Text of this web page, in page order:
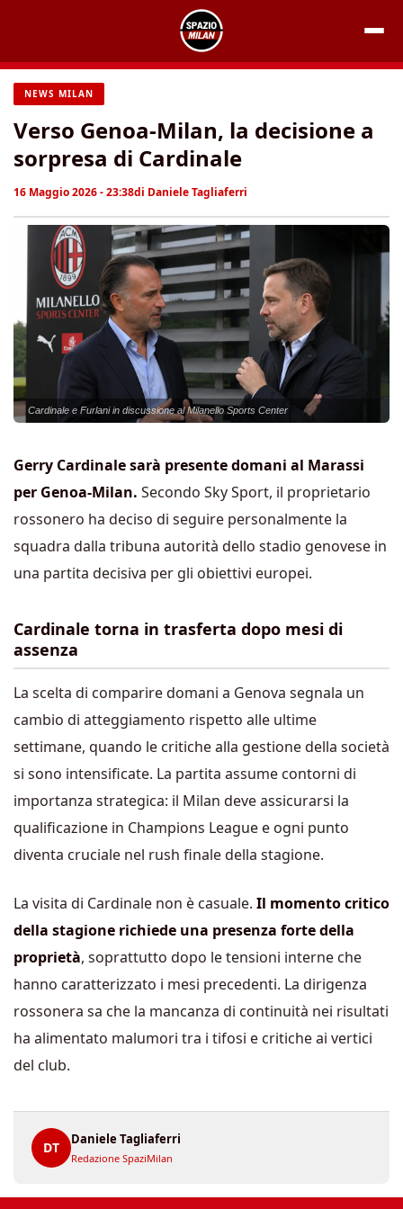
contenuto
NEWS MILAN
Verso Genoa-Milan, la decisione a
sorpresa di Cardinale
16 Maggio 2026 - 23:38di Daniele Tagliaferri
Cardinale e Furlani in discussione al Milanello Sports Center
Gerry Cardinale sarà presente domani al Marassi
per Genoa-Milan. Secondo Sky Sport, il proprietario
rossonero ha deciso di seguire personalmente la
squadra dalla tribuna autorità dello stadio genovese in
una partita decisiva per gli obiettivi europei.
Cardinale torna in trasferta dopo mesi di
assenza
La scelta di comparire domani a Genova segnala un
cambio di atteggiamento rispetto alle ultime
settimane, quando le critiche alla gestione della società
si sono intensificate. La partita assume contorni di
importanza strategica: il Milan deve assicurarsi la
qualificazione in Champions League e ogni punto
diventa cruciale nel rush finale della stagione.
La visita di Cardinale non è casuale. Il momento critico
della stagione richiede una presenza forte della
proprietà, soprattutto dopo le tensioni interne che
hanno caratterizzato i mesi precedenti. La dirigenza
rossonera sa che la mancanza di continuità nei risultati
ha alimentato malumori tra i tifosi e critiche ai vertici
del club.
DT
Daniele Tagliaferri
Redazione SpaziMilan